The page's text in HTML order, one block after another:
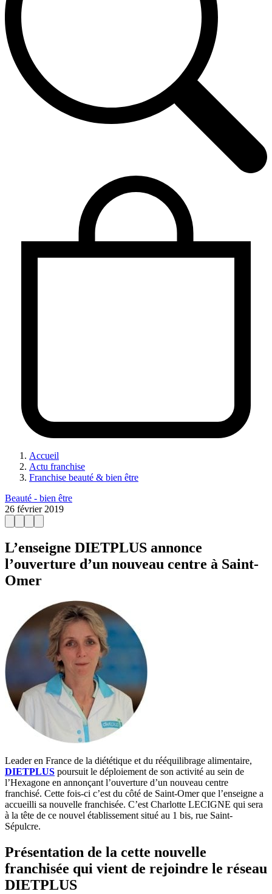
Accueil
Actu franchise
Franchise beauté & bien être
Beauté - bien être
26 février 2019
L’enseigne DIETPLUS annonce
l’ouverture d’un nouveau centre à Saint-
Omer
Leader en France de la diététique et du rééquilibrage alimentaire,
DIETPLUS poursuit le déploiement de son activité au sein de
l’Hexagone en annonçant l’ouverture d’un nouveau centre
franchisé. Cette fois-ci c’est du côté de Saint-Omer que l’enseigne a
accueilli sa nouvelle franchisée. C’est Charlotte LECIGNE qui sera
à la tête de ce nouvel établissement situé au 1 bis, rue Saint-
Sépulcre.
Présentation de la cette nouvelle
franchisée qui vient de rejoindre le réseau
DIETPLUS